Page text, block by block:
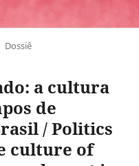
Dossiê
a cultura
de
/ Politics
culture of